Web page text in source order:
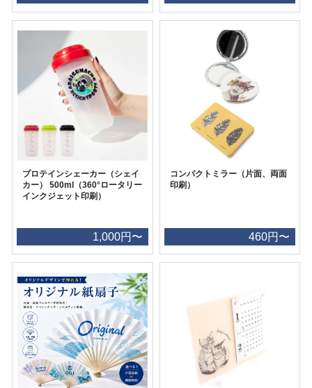
プロテインシェーカー（シェイ
カー） 500ml（360°ロータリー
インクジェット印刷）
1,000円〜
コンパクトミラー（片面、両面
印刷）
460円〜